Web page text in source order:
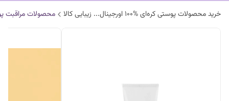
خرید محصولات پوستی کره‌ای %100 اورجینال... زیبایی کالا محصولات مراقبت